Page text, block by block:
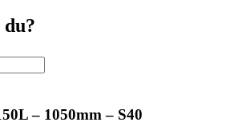
du?
– 1050mm – S40